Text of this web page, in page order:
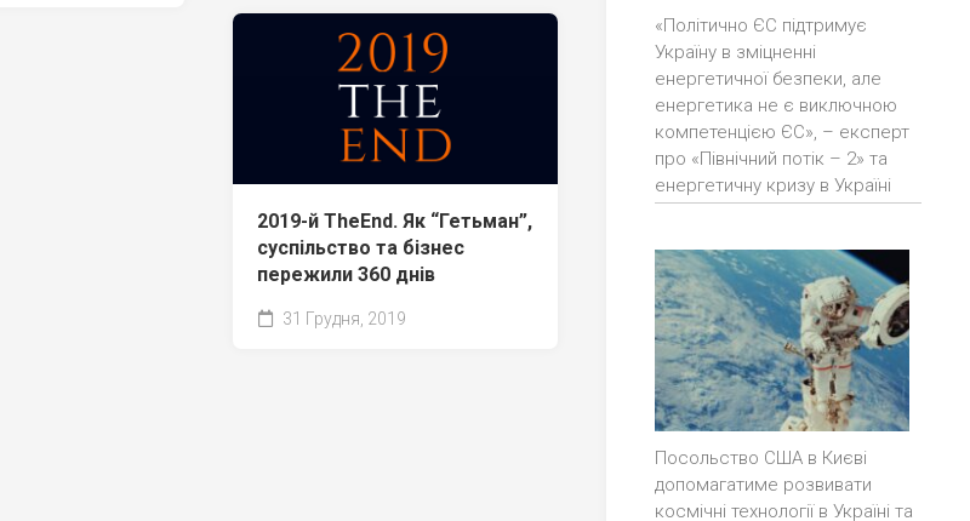
2019-й TheEnd. Як “Гетьман”,
суспільство та бізнес
пережили 360 днів
31 Грудня, 2019
«Політично ЄС підтримує
Україну в зміцненні
енергетичної безпеки, але
енергетика не є виключною
компетенцією ЄС», – експерт
про «Північний потік – 2» та
енергетичну кризу в Україні
Посольство США в Києві
допомагатиме розвивати
космічні технології в Україні та